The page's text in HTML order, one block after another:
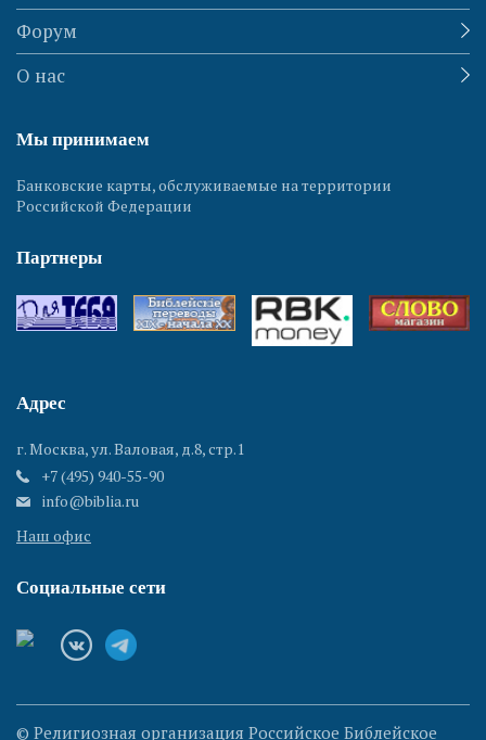
Форум
О нас
Мы принимаем
Банковские карты, обслуживаемые на территории
Российской Федерации
Партнеры
Адрес
г. Москва, ул. Валовая, д.8, стр.1
+7 (495) 940-55-90
info@biblia.ru
Наш офис
Социальные сети
© Религиозная организация Российское Библейское